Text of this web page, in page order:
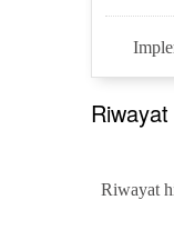
Riwayat